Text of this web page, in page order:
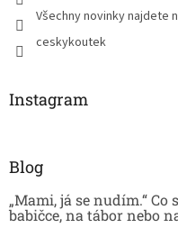
Všechny novinky najdete
ceskykoutek
Instagram
Blog
„Mami, já se nudím.“
babičce, na tábor nebo